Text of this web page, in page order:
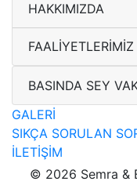
HAKKIMIZDA
FAALİYETLERİMİZ
BASINDA SEY
GALERİ
SIKÇA SORULAN
İLETİŞİM
© 2026 Semra &